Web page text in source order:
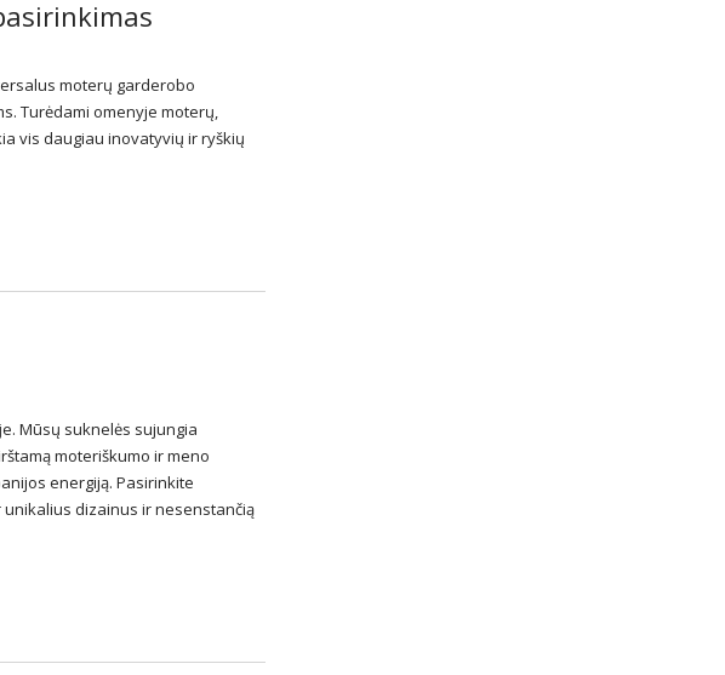
moterų garderobo
Turėdami omenyje moterų,
vis daugiau inovatyvių ir ryškių
Mūsų suknelės sujungia
moteriškumo ir meno
energiją. Pasirinkite
dizainus ir nesenstančią